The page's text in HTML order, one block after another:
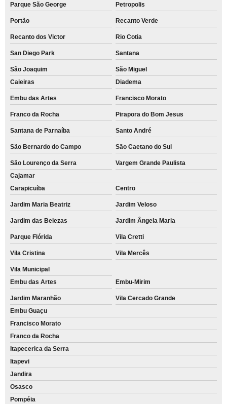
Parque São George Petropolis
Portão Recanto Verde
Recanto dos Victor Rio Cotia
San Diego Park Santana
São Joaquim
São Miguel
Caieiras
Diadema
Embu das Artes Francisco Morato
Franco da Rocha Pirapora do Bom Jesus
Santana de Parnaíba Santo André
São Bernardo do Campo São Caetano do Sul
São Lourenço da Serra
Vargem Grande Paulista
Cajamar
Carapicuíba
Centro
Jardim Maria Beatriz Jardim Veloso
Jardim das Belezas Jardim Ângela Maria
Parque Flórida Vila Cretti
Vila Cristina Vila Mercês
Vila Municipal
Embu das Artes
Embu-Mirim
Jardim Maranhão
Vila Cercado Grande
Embu Guaçu
Francisco Morato
Franco da Rocha
Itapecerica da Serra
Itapevi
Jandira
Osasco
Pompéia